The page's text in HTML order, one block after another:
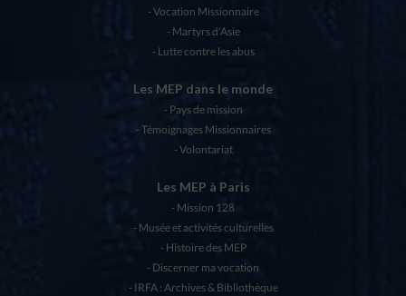
Vocation Missionnaire
Martyrs d’Asie
Lutte contre les abus
Les MEP dans le monde
Pays de mission
Témoignages Missionnaires
Volontariat
Les MEP à Paris
Mission 128
Musée et activités culturelles
Histoire des MEP
Discerner ma vocation
IRFA : Archives & Bibliothèque